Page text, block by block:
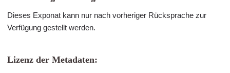
Dieses Exponat kann nur nach vorheriger Rücksprache zur
Verfügung gestellt werden.
Lizenz der Metadaten: